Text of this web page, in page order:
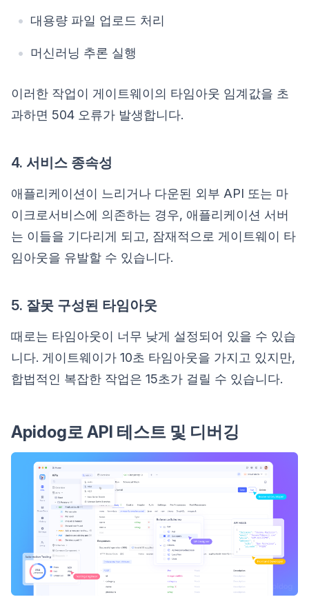
대용량 파일 업로드 처리
머신러닝 추론 실행
이러한 작업이 게이트웨이의 타임아웃 임계값을 초
과하면 504 오류가 발생합니다.
4. 서비스 종속성
애플리케이션이 느리거나 다운된 외부 API 또는 마
이크로서비스에 의존하는 경우, 애플리케이션 서버
는 이들을 기다리게 되고, 잠재적으로 게이트웨이 타
임아웃을 유발할 수 있습니다.
5. 잘못 구성된 타임아웃
때로는 타임아웃이 너무 낮게 설정되어 있을 수 있습
니다. 게이트웨이가 10초 타임아웃을 가지고 있지만,
합법적인 복잡한 작업은 15초가 걸릴 수 있습니다.
Apidog로 API 테스트 및 디버깅